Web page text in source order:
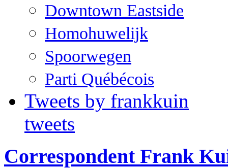
Downtown Eastside
Homohuwelijk
Spoorwegen
Parti Québécois
Tweets by frankkuin
tweets
Correspondent Frank